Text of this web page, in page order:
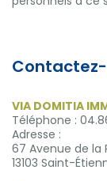
VIA DOMITIA
Téléphone :
Adresse :
67 Avenue de la
13103 Saint-